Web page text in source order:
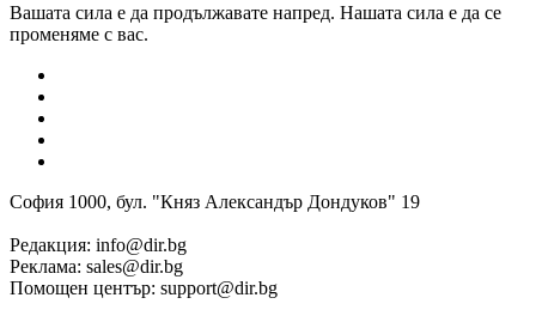
Вашата сила е да продължавате напред. Нашата сила е да се
променяме с вас.
София 1000, бул. "Княз Александър Дондуков" 19
Редакция: info@dir.bg
Реклама: sales@dir.bg
Помощен център: support@dir.bg